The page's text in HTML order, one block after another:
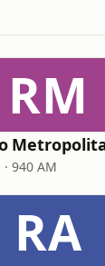
RM
· 940 AM
RA